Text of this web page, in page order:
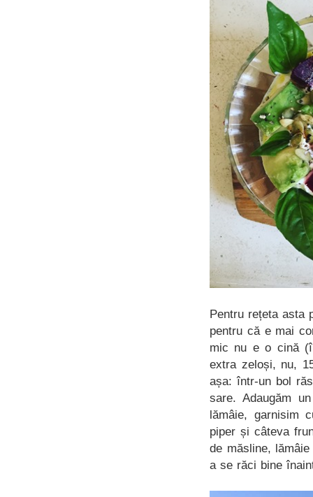
Pentru rețeta asta
pentru că e mai
mic nu e o cină
extra zeloși, nu,
așa: într-un bol
sare. Adaugăm
lămâie, garnisim
piper și câteva
de măsline,
a se răci bine